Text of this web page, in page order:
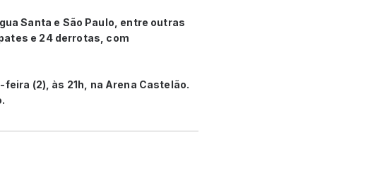
Santa e São Paulo, entre outras
e 24 derrotas, com
(2), às 21h, na Arena Castelão.